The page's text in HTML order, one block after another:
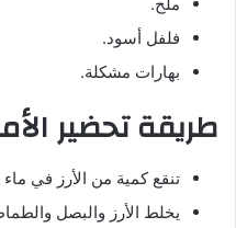
ملح.
فلفل أسود.
بهارات مشكلة.
طريقة تحضير
تنقع كمية من الأرز في
يخلط الأرز والبصل